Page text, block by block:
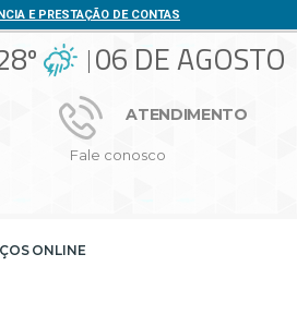
E PRESTAÇÃO DE CONTAS
06 DE AGOSTO
ATENDIMENTO
Fale conosco
ONLINE